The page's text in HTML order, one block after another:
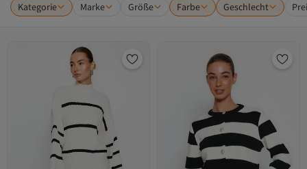
Kategorie Marke Größe Farbe Geschlecht